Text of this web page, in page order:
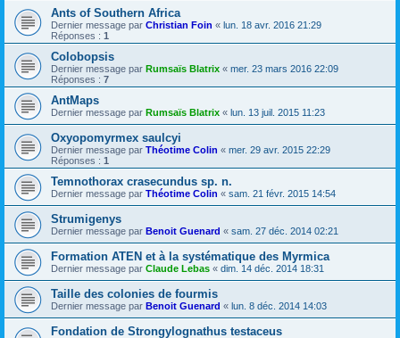
Ants of Southern Africa
Dernier message par Christian Foin « lun. 18 avr. 2016 21:29
Réponses : 1
Colobopsis
Dernier message par Rumsaïs Blatrix « mer. 23 mars 2016 22:09
Réponses : 7
AntMaps
Dernier message par Rumsaïs Blatrix « lun. 13 juil. 2015 11:23
Oxyopomyrmex saulcyi
Dernier message par Théotime Colin « mer. 29 avr. 2015 22:29
Réponses : 1
Temnothorax crasecundus sp. n.
Dernier message par Théotime Colin « sam. 21 févr. 2015 14:54
Strumigenys
Dernier message par Benoit Guenard « sam. 27 déc. 2014 02:21
Formation ATEN et à la systématique des Myrmica
Dernier message par Claude Lebas « dim. 14 déc. 2014 18:31
Taille des colonies de fourmis
Dernier message par Benoit Guenard « lun. 8 déc. 2014 14:03
Fondation de Strongylognathus testaceus